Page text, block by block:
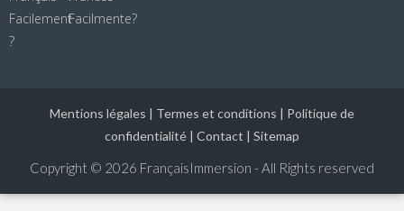
Mentions légales | Termes et conditions | Politique de
confidentialité | Contact | Sitemap
Copyright © 2026 FrançaisImmersion - All Rights reserved